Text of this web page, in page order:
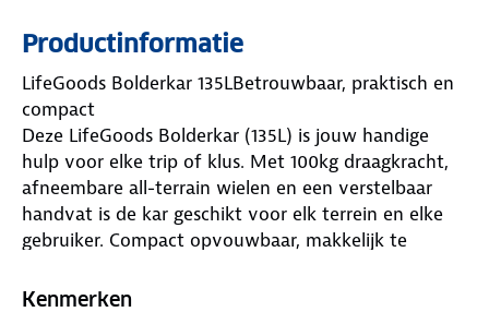
Productinformatie
LifeGoods Bolderkar 135LBetrouwbaar, praktisch en
compact
Deze LifeGoods Bolderkar (135L) is jouw handige
hulp voor elke trip of klus. Met 100kg draagkracht,
afneembare all-terrain wielen en een verstelbaar
handvat is de kar geschikt voor elk terrein en elke
gebruiker. Compact opvouwbaar, makkelijk te
extra gemak.
Kenmerken